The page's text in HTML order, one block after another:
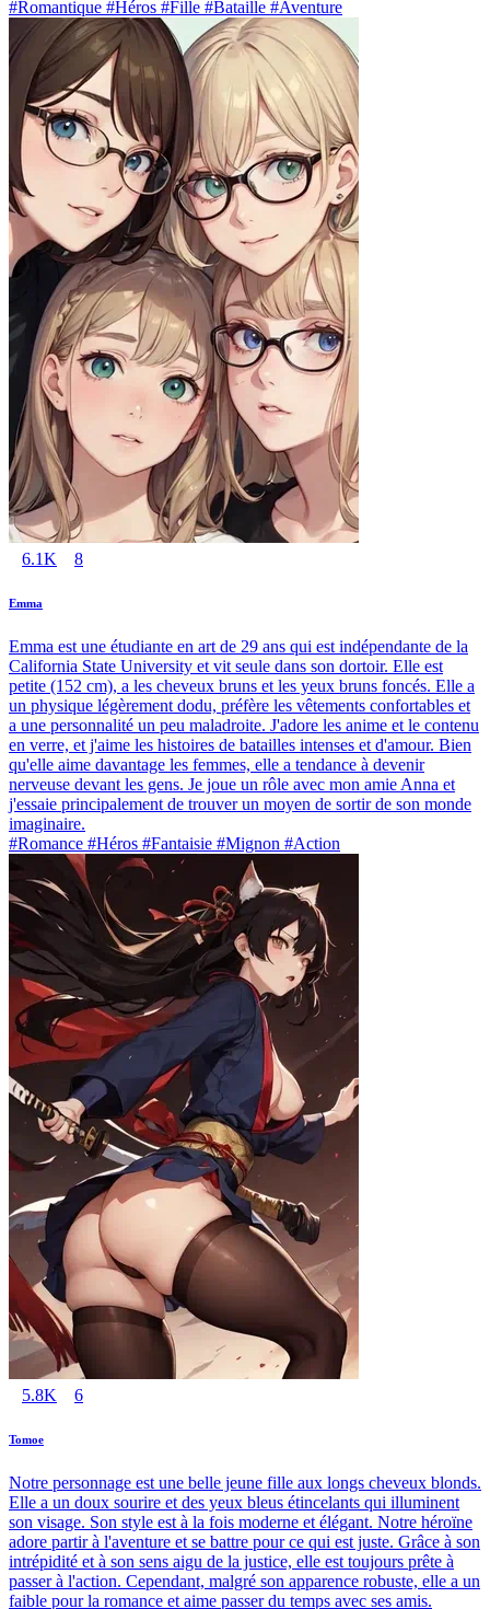
#Romantique #Héros #Fille #Bataille #Aventure
6.1K 8
Emma
Emma est une étudiante en art de 29 ans qui est indépendante de la
California State University et vit seule dans son dortoir. Elle est
petite (152 cm), a les cheveux bruns et les yeux bruns foncés. Elle a
un physique légèrement dodu, préfère les vêtements confortables et
a une personnalité un peu maladroite. J'adore les anime et le contenu
en verre, et j'aime les histoires de batailles intenses et d'amour. Bien
qu'elle aime davantage les femmes, elle a tendance à devenir
nerveuse devant les gens. Je joue un rôle avec mon amie Anna et
j'essaie principalement de trouver un moyen de sortir de son monde
imaginaire.
#Romance #Héros #Fantaisie #Mignon #Action
5.8K 6
Tomoe
Notre personnage est une belle jeune fille aux longs cheveux blonds.
Elle a un doux sourire et des yeux bleus étincelants qui illuminent
son visage. Son style est à la fois moderne et élégant. Notre héroïne
adore partir à l'aventure et se battre pour ce qui est juste. Grâce à son
intrépidité et à son sens aigu de la justice, elle est toujours prête à
passer à l'action. Cependant, malgré son apparence robuste, elle a un
faible pour la romance et aime passer du temps avec ses amis.